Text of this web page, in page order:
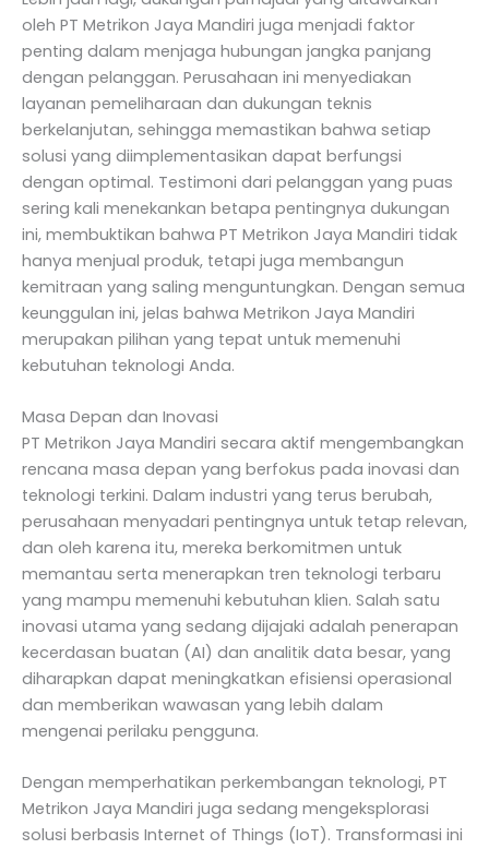
oleh PT Metrikon Jaya Mandiri juga menjadi faktor
penting dalam menjaga hubungan jangka panjang
dengan pelanggan. Perusahaan ini menyediakan
layanan pemeliharaan dan dukungan teknis
berkelanjutan, sehingga memastikan bahwa setiap
solusi yang diimplementasikan dapat berfungsi
dengan optimal. Testimoni dari pelanggan yang puas
sering kali menekankan betapa pentingnya dukungan
ini, membuktikan bahwa PT Metrikon Jaya Mandiri tidak
hanya menjual produk, tetapi juga membangun
kemitraan yang saling menguntungkan. Dengan semua
keunggulan ini, jelas bahwa Metrikon Jaya Mandiri
merupakan pilihan yang tepat untuk memenuhi
kebutuhan teknologi Anda.
Masa Depan dan Inovasi
PT Metrikon Jaya Mandiri secara aktif mengembangkan
rencana masa depan yang berfokus pada inovasi dan
teknologi terkini. Dalam industri yang terus berubah,
perusahaan menyadari pentingnya untuk tetap relevan,
dan oleh karena itu, mereka berkomitmen untuk
memantau serta menerapkan tren teknologi terbaru
yang mampu memenuhi kebutuhan klien. Salah satu
inovasi utama yang sedang dijajaki adalah penerapan
kecerdasan buatan (AI) dan analitik data besar, yang
diharapkan dapat meningkatkan efisiensi operasional
dan memberikan wawasan yang lebih dalam
mengenai perilaku pengguna.
Dengan memperhatikan perkembangan teknologi, PT
Metrikon Jaya Mandiri juga sedang mengeksplorasi
solusi berbasis Internet of Things (IoT). Transformasi ini